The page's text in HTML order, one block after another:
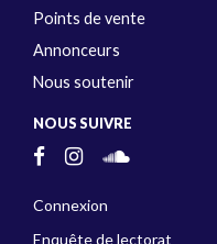
Points de vente
Annonceurs
Nous soutenir
NOUS SUIVRE
Connexion
Enquête de lectorat